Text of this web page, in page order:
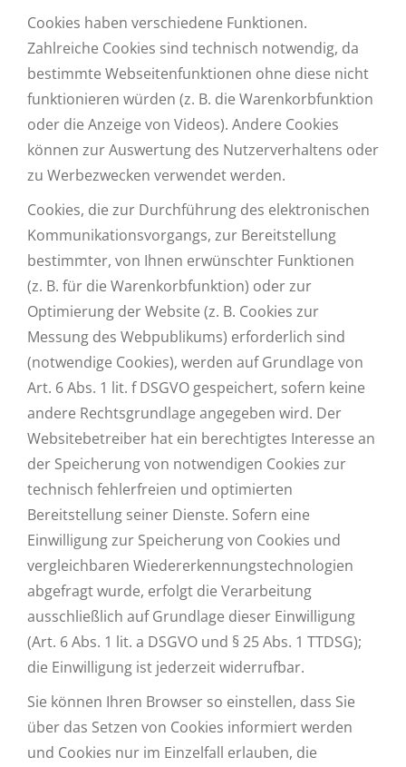
Cookies haben verschiedene Funktionen.
Zahlreiche Cookies sind technisch notwendig, da
bestimmte Webseitenfunktionen ohne diese nicht
funktionieren würden (z. B. die Warenkorbfunktion
oder die Anzeige von Videos). Andere Cookies
können zur Auswertung des Nutzerverhaltens oder
zu Werbezwecken verwendet werden.
Cookies, die zur Durchführung des elektronischen
Kommunikationsvorgangs, zur Bereitstellung
bestimmter, von Ihnen erwünschter Funktionen
(z. B. für die Warenkorbfunktion) oder zur
Optimierung der Website (z. B. Cookies zur
Messung des Webpublikums) erforderlich sind
(notwendige Cookies), werden auf Grundlage von
Art. 6 Abs. 1 lit. f DSGVO gespeichert, sofern keine
andere Rechtsgrundlage angegeben wird. Der
Websitebetreiber hat ein berechtigtes Interesse an
der Speicherung von notwendigen Cookies zur
technisch fehlerfreien und optimierten
Bereitstellung seiner Dienste. Sofern eine
Einwilligung zur Speicherung von Cookies und
vergleichbaren Wiedererkennungstechnologien
abgefragt wurde, erfolgt die Verarbeitung
ausschließlich auf Grundlage dieser Einwilligung
(Art. 6 Abs. 1 lit. a DSGVO und § 25 Abs. 1 TTDSG);
die Einwilligung ist jederzeit widerrufbar.
Sie können Ihren Browser so einstellen, dass Sie
über das Setzen von Cookies informiert werden
und Cookies nur im Einzelfall erlauben, die